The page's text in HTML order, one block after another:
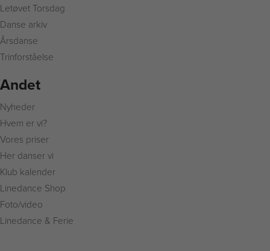
Letøvet Torsdag
Danse arkiv
Årsdanse
Trinforståelse
Andet
Nyheder
Hvem er vi?
Vores priser
Her danser vi
Klub kalender
Linedance Shop
Foto/video
Linedance & Ferie